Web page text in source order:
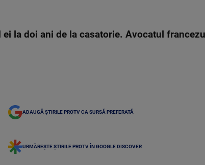
la doi ani de la casatorie. Avocatul
ADAUGĂ ȘTIRILE PROTV CA SURSĂ PREFERATĂ
URMĂREȘTE ȘTIRILE PROTV ÎN GOOGLE DISCOVER